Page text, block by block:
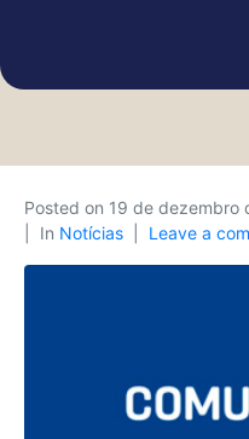
Posted on 19 de dezembro
In Notícias Leave a